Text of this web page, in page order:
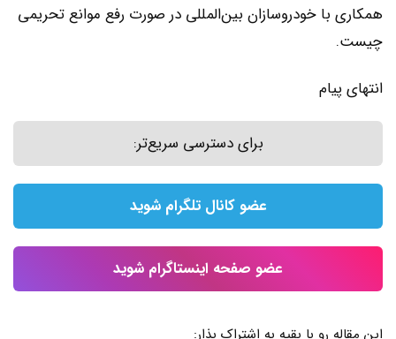
همکاری با خودروسازان بین‌المللی در صورت رفع موانع تحریمی
چیست.
انتهای پیام
برای دسترسی سریع‌تر:
عضو کانال تلگرام شوید
عضو صفحه اینستاگرام شوید
این مقاله رو با بقیه به اشتراک بذار: